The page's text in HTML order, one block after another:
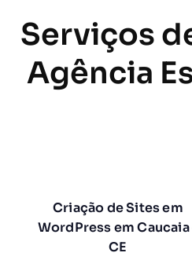
Serviços
Agência
Criação de Sites em
WordPress em
CE